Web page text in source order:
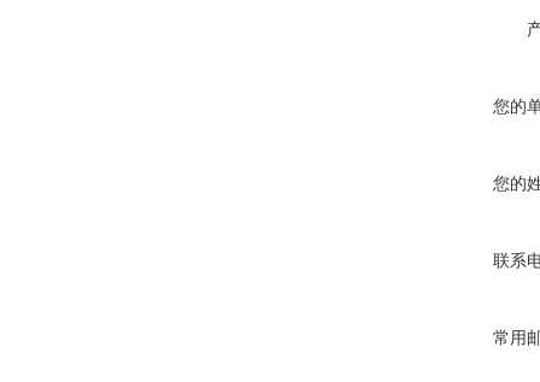
您的
您的
联系
常用